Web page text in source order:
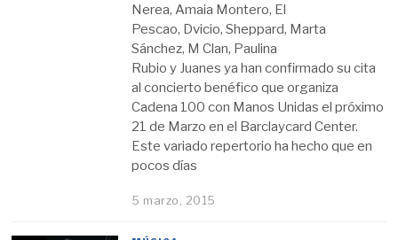
Nerea, Amaia Montero, El
Pescao, Dvicio, Sheppard, Marta
Sánchez, M Clan, Paulina
Rubio y Juanes ya han confirmado su cita
al concierto benéfico que organiza
Cadena 100 con Manos Unidas el próximo
21 de Marzo en el Barclaycard Center.
Este variado repertorio ha hecho que en
pocos días
5 marzo, 2015